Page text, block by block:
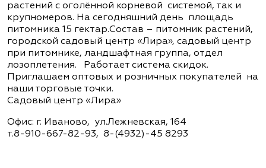
растений с оголённой корневой системой, так и
крупномеров. На сегодняшний день площадь
питомника 15 гектар.Состав – питомник растений,
городской садовый центр «Лира», садовый центр
при питомнике, ландшафтная группа, отдел
лозоплетения. Работает система скидок.
Приглашаем оптовых и розничных покупателей на
наши торговые точки.
Садовый центр «Лира»
Офис: г. Иваново, ул.Лежневская, 164
т.8-910-667-82-93, 8-(4932)-45 8293